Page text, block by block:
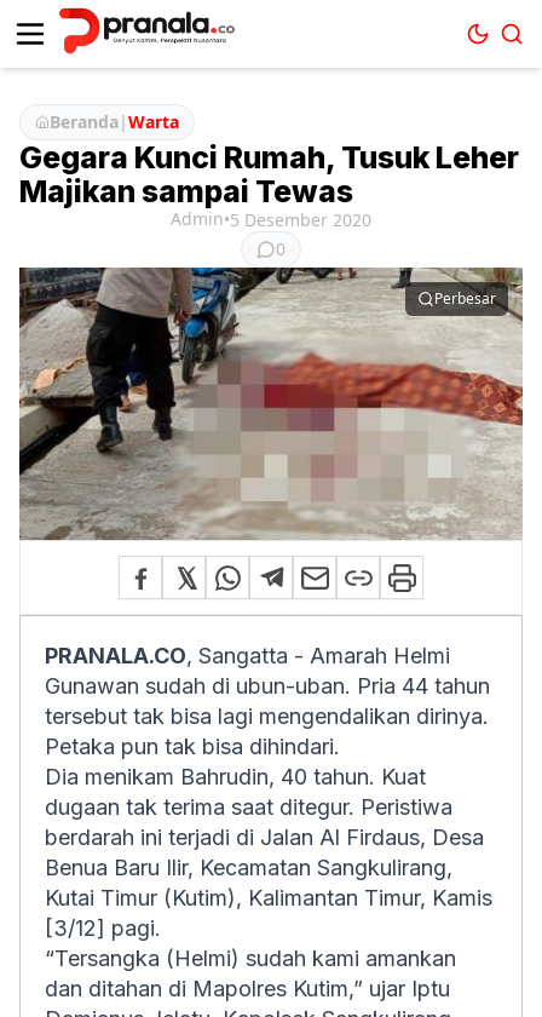
Beranda|Warta
Gegara Kunci Rumah, Tusuk Leher
Majikan sampai Tewas
Admin•5 Desember 2020
0
Perbesar
PRANALA.CO, Sangatta - Amarah Helmi
Gunawan sudah di ubun-uban. Pria 44 tahun
tersebut tak bisa lagi mengendalikan dirinya.
Petaka pun tak bisa dihindari.
Dia menikam Bahrudin, 40 tahun. Kuat
dugaan tak terima saat ditegur. Peristiwa
berdarah ini terjadi di Jalan Al Firdaus, Desa
Benua Baru Ilir, Kecamatan Sangkulirang,
Kutai Timur (Kutim), Kalimantan Timur, Kamis
[3/12] pagi.
“Tersangka (Helmi) sudah kami amankan
dan ditahan di Mapolres Kutim,” ujar Iptu